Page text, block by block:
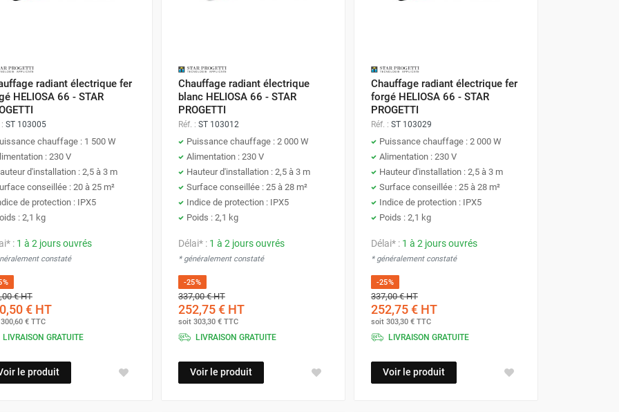
radiant électrique fer
HELIOSA 66 - STAR
ST 103005
chauffage : 1 500 W
: 230 V
d'installation : 2,5 à 3 m
conseillée : 20 à 25 m²
de protection : IPX5
: 2,1 kg
: 1 à 2 jours ouvrés
constaté
€HT
€ HT
300,60 € TTC
LIVRAISON GRATUITE
le produit
Chauffage radiant électrique
blanc HELIOSA 66 - STAR
PROGETTI
Réf. : ST 103012
Puissance chauffage : 2 000 W
Alimentation : 230 V
Hauteur d'installation : 2,5 à 3 m
Surface conseillée : 25 à 28 m²
Indice de protection : IPX5
Poids : 2,1 kg
Délai* : 1 à 2 jours ouvrés
* généralement constaté
-25%
337,00 €HT
252,75 €HT
soit 303,30 €TTC
LIVRAISON GRATUITE
Voir le produit
Chauffage radiant électrique fer
forgé HELIOSA 66 - STAR
PROGETTI
Réf. : ST 103029
Puissance chauffage : 2 000 W
Alimentation : 230 V
Hauteur d'installation : 2,5 à 3 m
Surface conseillée : 25 à 28 m²
Indice de protection : IPX5
Poids : 2,1 kg
Délai* : 1 à 2 jours ouvrés
* généralement constaté
-25%
337,00 €HT
252,75 €HT
soit 303,30 €TTC
LIVRAISON GRATUITE
Voir le produit